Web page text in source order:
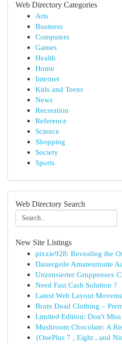
Web Directory Categories
Arts
Business
Computers
Games
Health
Home
Internet
Kids and Teens
News
Recreation
Reference
Science
Shopping
Society
Sports
Web Directory Search
New Site Listings
pixxie928: Revealing the
Dauergeile Amateurnutte
Unzensierter Gruppensex
Need Fast Cash Solution ?
Latest Web Layout
Brain Dead Clothing –
Limited Edition: Don't
Mushroom Chocolate: A
{OnePlus 7 , Eight , and